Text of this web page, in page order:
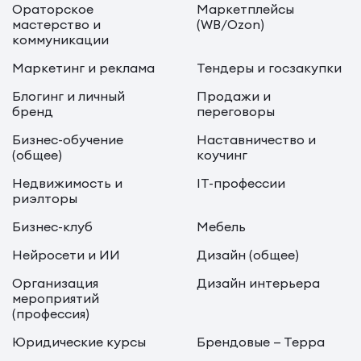
Ораторское
мастерство и
коммуникации
Маркетплейсы
(WB/Ozon)
Маркетинг и реклама
Тендеры и госзакупки
Блогинг и личный
бренд
Продажи и
переговоры
Бизнес-обучение
(общее)
Наставничество и
коучинг
Недвижимость и
риэлторы
IT-профессии
Бизнес-клуб
Мебель
Нейросети и ИИ
Дизайн (общее)
Организация
мероприятий
(профессия)
Дизайн интерьера
Юридические курсы
Брендовые — Терра